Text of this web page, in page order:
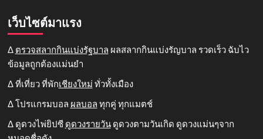
เว็บไซต์มาแรง
Δ ตรวจสลากกินแบ่งรัฐบาล ผลสลากกินแบ่งรัญบาล รวดเร็ว ฉับไว
ข้อมูลถูกต้องแม่นยำ
Δ ที่เที่ยว ที่พักเชียงใหม่ ทั่วทั้งเมือง
Δ โปรแกรมบอล ผลบอล ทุกคู่ ทุกแมตช์
Δ ดูดวงไพ่ยิปซี ดูดวงรายวันดูดวงตามวันเกิด ดูดวงแม่นๆจาก